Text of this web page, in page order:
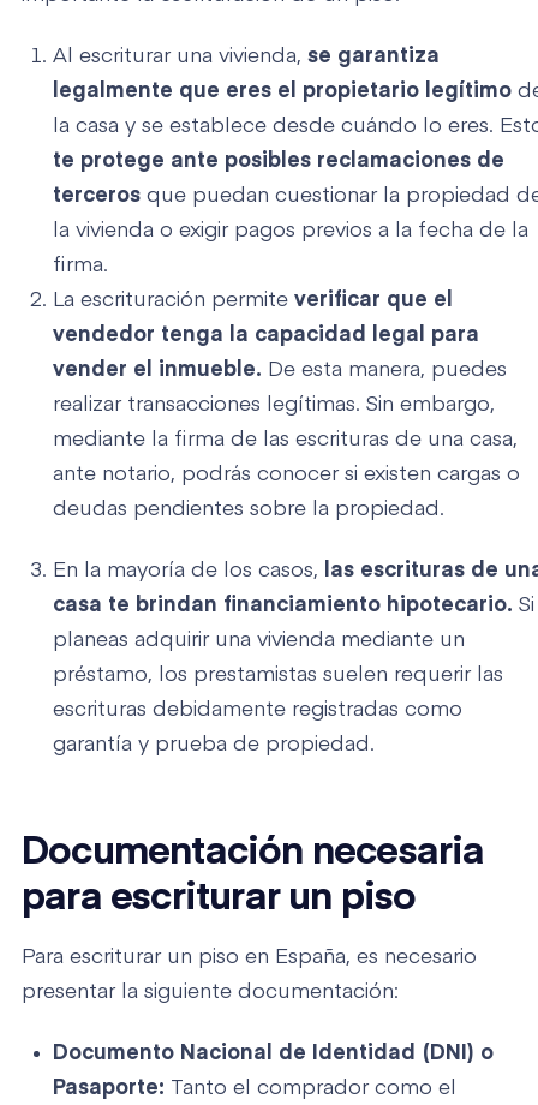
Al escriturar una vivienda, se garantiza
legalmente que eres el propietario legítimo
la casa y se establece desde cuándo lo eres.
te protege ante posibles reclamaciones de
terceros que puedan cuestionar la propiedad
la vivienda o exigir pagos previos a la fecha de la
firma.
La escrituración permite verificar que el
vendedor tenga la capacidad legal para
vender el inmueble. De esta manera, puedes
realizar transacciones legítimas. Sin embargo,
mediante la firma de las escrituras de una casa,
ante notario, podrás conocer si existen cargas o
deudas pendientes sobre la propiedad.
En la mayoría de los casos, las escrituras de
casa te brindan financiamiento hipotecario. Si
planeas adquirir una vivienda mediante un
préstamo, los prestamistas suelen requerir las
escrituras debidamente registradas como
garantía y prueba de propiedad.
Documentación necesaria
para escriturar un piso
Para escriturar un piso en España, es necesario
presentar la siguiente documentación:
Documento Nacional de Identidad (DNI) o
Pasaporte: Tanto el comprador como el